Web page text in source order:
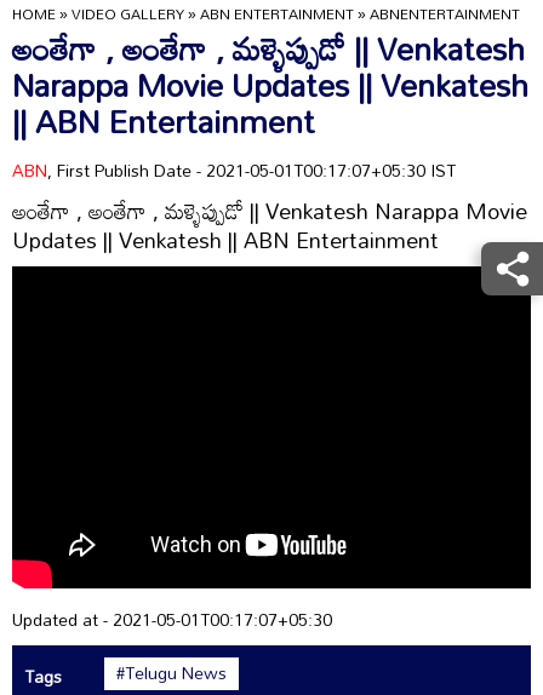
HOME»VIDEO GALLERY»ABN ENTERTAINMENT»ABNENTERTAINMENT
అంతేగా , అంతేగా , మళ్ళెప్పుడో || Venkatesh
Narappa Movie Updates || Venkatesh
|| ABN Entertainment
ABN, First Publish Date - 2021-05-01T00:17:07+05:30 IST
అంతేగా , అంతేగా , మళ్ళెప్పుడో || Venkatesh Narappa Movie
Updates || Venkatesh || ABN Entertainment
Updated at - 2021-05-01T00:17:07+05:30
Tags
#Telugu News